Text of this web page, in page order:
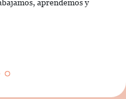
aprendemos y